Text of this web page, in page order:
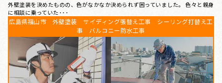
外壁塗装を決めたものの、色がなかなか決められず困っていました。 色々と親身
に相談に乗っていた･･･
広島県福山市 外壁塗装 サイディング張替え工事 シーリング打替え工
事 バルコニー防水工事